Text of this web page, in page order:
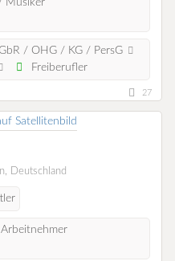
/ OHG / KG / PersG
Freiberufler
27
Deutschland
Arbeitnehmer